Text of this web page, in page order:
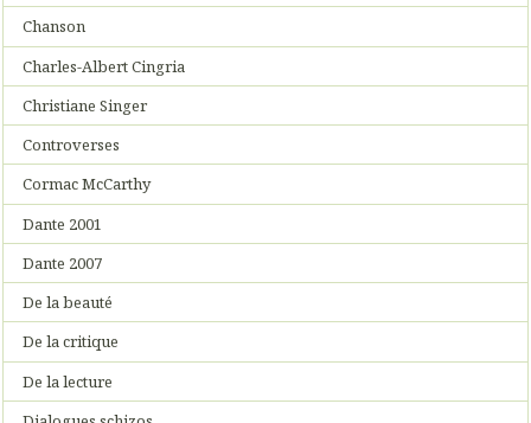
Chanson
Charles-Albert Cingria
Christiane Singer
Controverses
Cormac McCarthy
Dante 2001
Dante 2007
De la beauté
De la critique
De la lecture